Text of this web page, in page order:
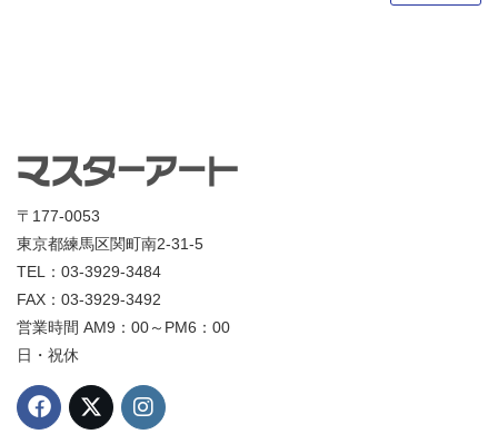
〒177-0053
東京都練馬区関町南2-31-5
TEL：03-3929-3484
FAX：03-3929-3492
営業時間 AM9：00～PM6：00
日・祝休